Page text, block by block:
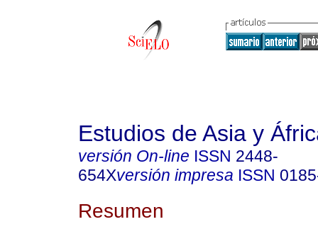
Estudios de Asia y
versión On-line ISSN 2448-
654Xversión impresa ISSN
Resumen